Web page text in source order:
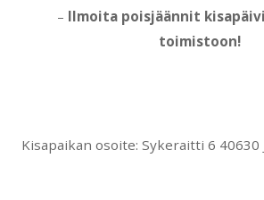
– Ilmoita poisjäännit
toimistoon!
Kisapaikan osoite: Sykeraitti 6 40630